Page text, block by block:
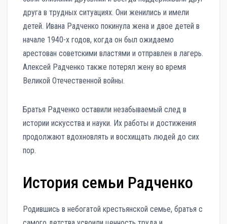
друга в трудных ситуациях. Они женились и имели
детей. Ивана Радченко покинула жена и двое детей в
начале 1940-х годов, когда он был ожидаемо
арестован советскими властями и отправлен в лагерь.
Алексей Радченко также потерял жену во время
Великой Отечественной войны.
Братья Радченко оставили незабываемый след в
истории искусства и науки. Их работы и достижения
продолжают вдохновлять и восхищать людей до сих
пор.
История семьи Радченко
Родившись в небогатой крестьянской семье, братья с